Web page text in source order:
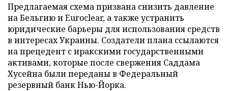
Предлагаемая схема призвана снизить давление
на Бельгию и Euroclear, а также устранить
юридические барьеры для использования средств
в интересах Украины. Создатели плана ссылаются
на прецедент с иракскими государственными
активами, которые после свержения Саддама
Хусейна были переданы в Федеральный
резервный банк Нью-Йорка.